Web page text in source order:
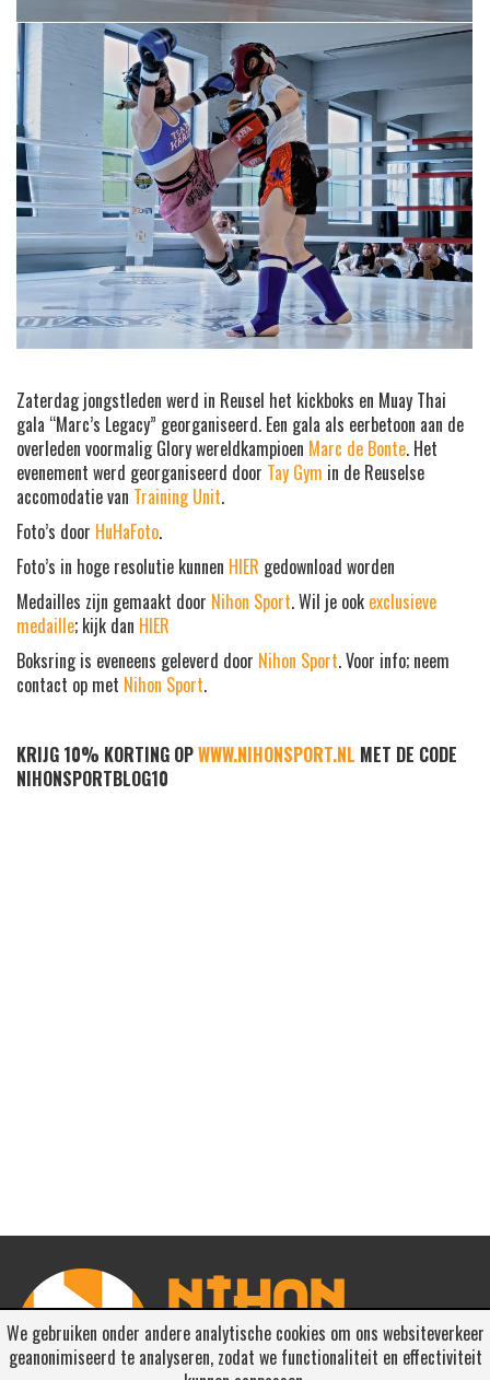
Zaterdag jongstleden werd in Reusel het kickboks en Muay Thai
gala “Marc’s Legacy” georganiseerd. Een gala als eerbetoon aan de
overleden voormalig Glory wereldkampioen Marc de Bonte. Het
evenement werd georganiseerd door Tay Gym in de Reuselse
accomodatie van Training Unit.
Foto’s door HuHaFoto.
Foto’s in hoge resolutie kunnen HIER gedownload worden
Medailles zijn gemaakt door Nihon Sport. Wil je ook exclusieve
medaille; kijk dan HIER
Boksring is eveneens geleverd door Nihon Sport. Voor info; neem
contact op met Nihon Sport.
KRIJG 10% KORTING OPWWW.NIHONSPORT.NL MET DE CODE
NIHONSPORTBLOG10
We gebruiken onder andere analytische cookies om ons websiteverkeer
geanonimiseerd te analyseren, zodat we functionaliteit en effectiviteit